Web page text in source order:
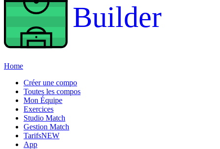
Builder
Home
Créer une compo
Toutes les compos
Mon Équipe
Exercices
Studio Match
Gestion Match
TarifsNEW
App